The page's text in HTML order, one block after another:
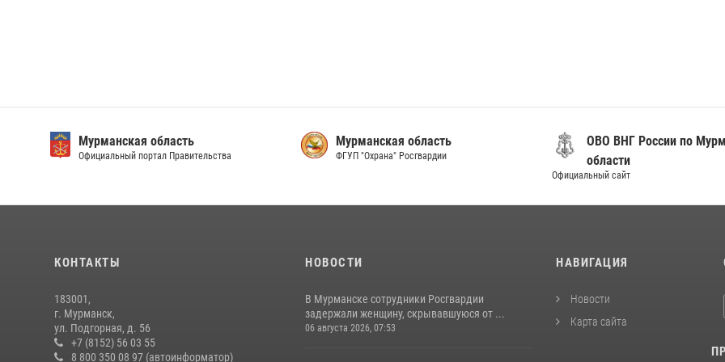
Мурманская область
Официальный портал Правительства
Мурманская область
ФГУП "Охрана" Росгвардии
ОВО ВНГ России по
области
Официальный сайт
КОНТАКТЫ
183001,
г. Мурманск,
ул. Подгорная, д. 56
+7 (8152) 56 03 55
8 800 350 08 97 (автоинформатор)
НОВОСТИ
В Мурманске сотрудники Росгвардии
задержали женщину, скрывавшуюся от ...
06 августа 2026, 07:53
НАВИГАЦИЯ
Новости
Карта сайта